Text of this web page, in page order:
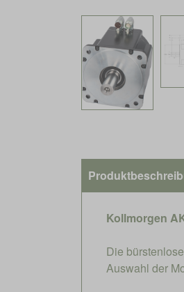
Kollmorgen
Die
Auswahl der